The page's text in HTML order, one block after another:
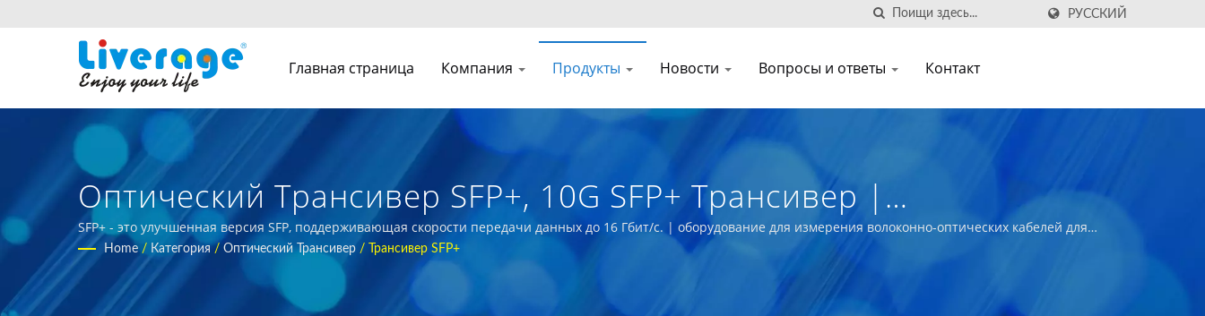
РУССКИЙ
Главная страница Компания Продукты Новости Вопросы и ответы Контакт
Оптический Трансивер SFP+, 10G SFP+ Трансивер |
Высокопроизводительные Волоконно-Оптические Трансиверы
Для 5G Сетей
SFP+ - это улучшенная версия SFP, поддерживающая скорости передачи данных до 16 Гбит/с. | оборудование для измерения волоконно-оптических кабелей для
международных покупателей
Home / Категория / Оптический Трансивер / Трансивер SFP+